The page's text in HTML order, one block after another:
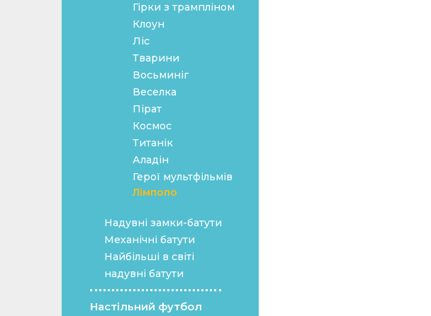
Гірки з трампліном
Клоун
Ліс
Тварини
Восьминіг
Веселка
Пірат
Космос
Титанік
Аладін
Герої мультфільмів
Лімпопо
Надувні замки-батути
Механічні батути
Найбільші в світі
надувні батути
Настільний футбол